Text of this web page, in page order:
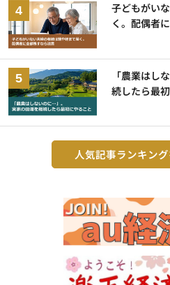
子どもがい
く。配偶者
「農業はし
続したら最
人気記事ランキン